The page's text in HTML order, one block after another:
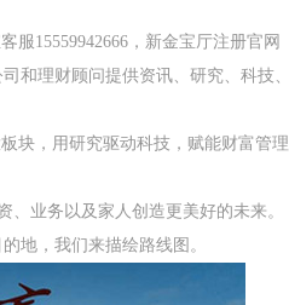
服15559942666，新金宝厅注册官网
和理财顾问提供资讯、研究、科技、
块，用研究驱动科技，赋能财富管理
业务以及家人创造更美好的未来。
地，我们来描绘路线图。